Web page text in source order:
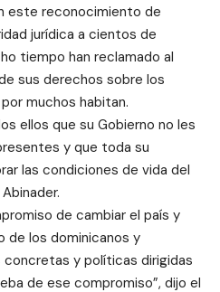
este reconocimiento de
jurídica a cientos de
tiempo han reclamado al
sus derechos sobre los
muchos habitan.
ellos que su Gobierno no les
y que toda su
las condiciones de vida del
de cambiar el país y
de los dominicanos y
concretas y políticas dirigidas
de ese compromiso”, dijo el